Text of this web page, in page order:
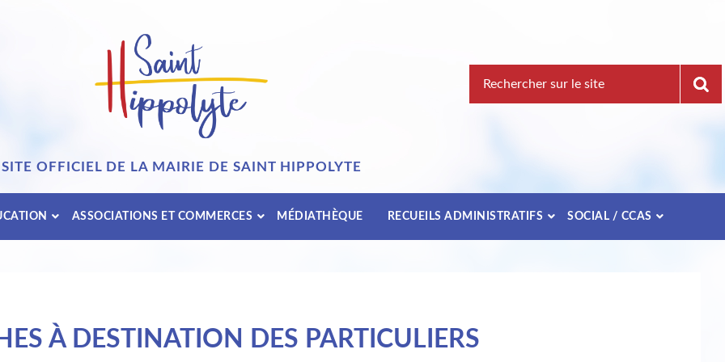
pour
SITE OFFICIEL DE LA MAIRIE DE SAINT HIPPOLYTE
ASSOCIATIONS ET COMMERCES MÉDIATHÈQUE RECUEILS ADMINISTRATIFS SOCIAL / CCAS
À DESTINATION DES PARTICULIERS